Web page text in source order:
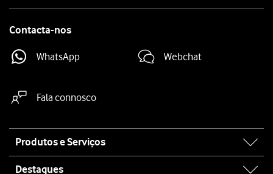
Contacta-nos
WhatsApp Webchat
Fala connosco
map
Produtos e Serviços
Destaques